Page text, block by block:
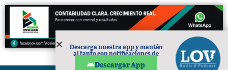
PUBLICIDAD
Descarga nuestra app y mantén
al tanto con notificaciones de
Descargar App